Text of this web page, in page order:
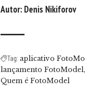
Autor: Denis Nikiforov
Tag: aplicativo
lançamento FotoModel
Quem é FotoModel